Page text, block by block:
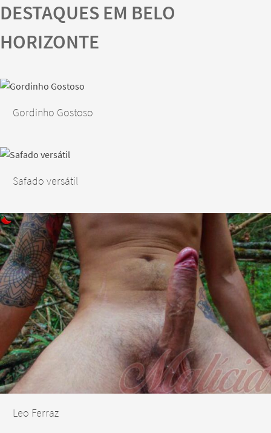
DESTAQUES EM BELO
HORIZONTE
Gordinho Gostoso
Safado versátil
Leo Ferraz